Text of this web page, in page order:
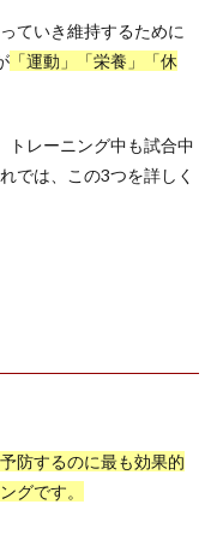
ていき維持するために
「運動」「栄養」「休
トレーニング中も試合中
では、この3つを詳しく
防するのに最も効果的
グです。